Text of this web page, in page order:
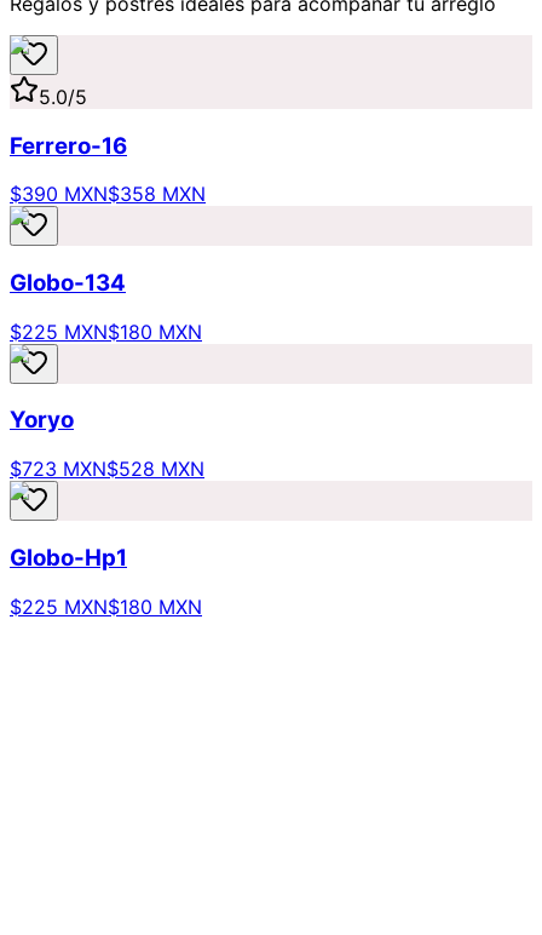
5.0/5
Ferrero-16
$390 MXN$358 MXN
Globo-134
$225 MXN$180 MXN
Yoryo
$723 MXN$528 MXN
Globo-Hp1
$225 MXN$180 MXN